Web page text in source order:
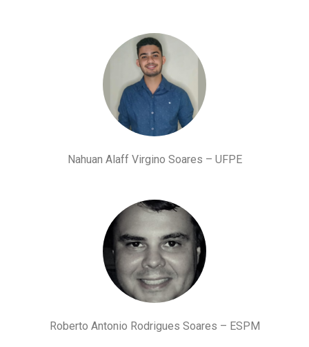
Nahuan Alaff Virgino Soares – UFPE
Roberto Antonio Rodrigues Soares – ESPM